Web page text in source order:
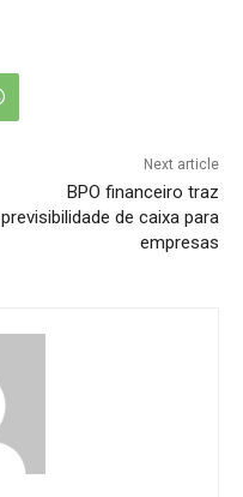
Next article
BPO financeiro traz
previsibilidade de caixa para
empresas